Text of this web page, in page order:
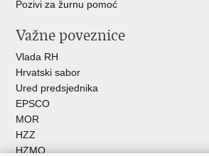
Pozivi za žurnu pomoć
Važne poveznice
Vlada RH
Hrvatski sabor
Ured predsjednika
EPSCO
MOR
HZZ
HZMO